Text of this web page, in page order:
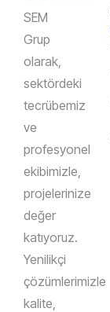
SEM
Grup
olarak,
sektördeki
tecrübemiz
ve
profesyonel
ekibimizle,
projelerinize
değer
katıyoruz.
Yenilikçi
çözümlerimizle
kalite,